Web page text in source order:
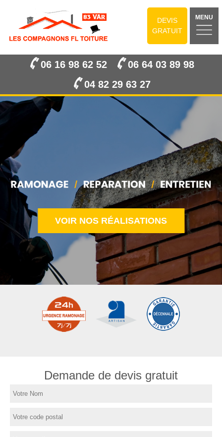
DEVIS
GRATUIT
MENU
06 16 98 62 52
06 64 03 89 98
04 82 29 63 27
VOIR NOS RÉALISATIONS
Demande de devis gratuit